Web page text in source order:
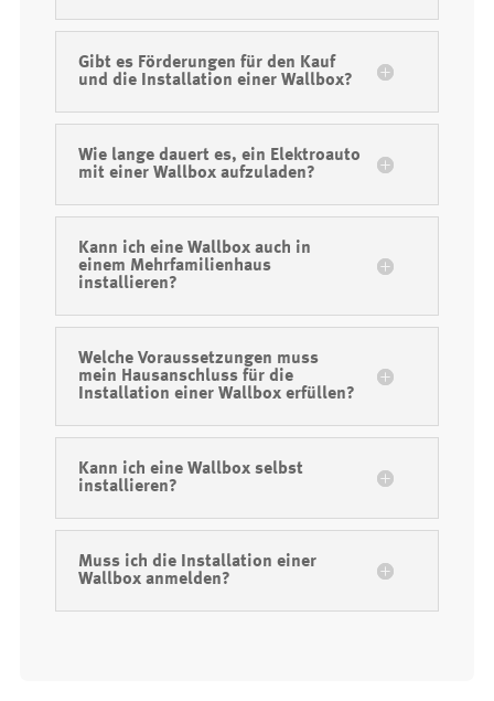
Gibt es Förderungen für den Kauf
und die Installation einer Wallbox?
Wie lange dauert es, ein Elektroauto
mit einer Wallbox aufzuladen?
Kann ich eine Wallbox auch in
einem Mehrfamilienhaus
installieren?
Welche Voraussetzungen muss
mein Hausanschluss für die
Installation einer Wallbox erfüllen?
Kann ich eine Wallbox selbst
installieren?
Muss ich die Installation einer
Wallbox anmelden?